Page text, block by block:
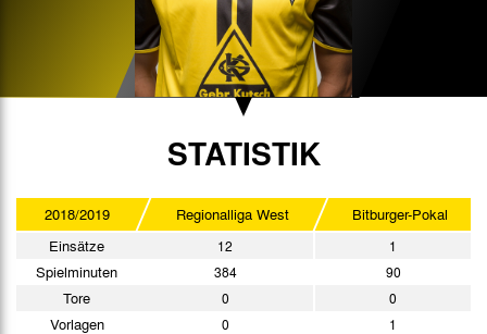
STATISTIK
2018/2019 Regionalliga West
Bitburger-Pokal
Einsätze
12 1
Spielminuten 384 90
Tore 0 0
Vorlagen 0 1